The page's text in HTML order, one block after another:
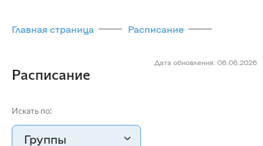
Главная страница Расписание
Дата обновления: 06.06.2026
Расписание
Искать по:
Группы